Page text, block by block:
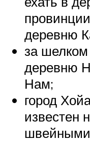
деревню
за шелком
деревню
Нам;
город
известен